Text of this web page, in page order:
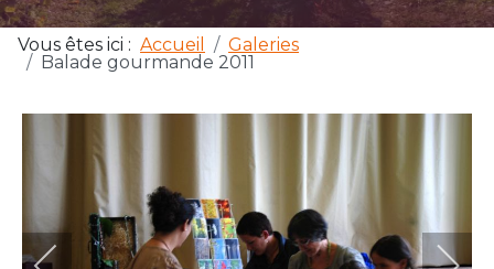
Vous êtes ici : Accueil
Galeries
Balade gourmande 2011